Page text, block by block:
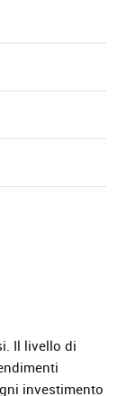
Il livello di
investimento